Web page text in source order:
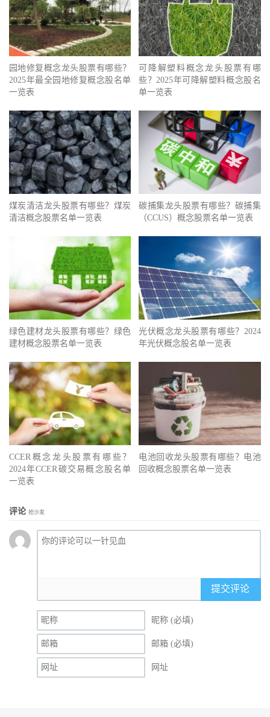
园地修复概念龙头股票有哪些？
2025年最全园地修复概念股名单
一览表
可降解塑料概念龙头股票有哪
些？2025年可降解塑料概念股名
单一览表
煤炭清洁龙头股票有哪些？煤炭
清洁概念股票名单一览表
碳捕集龙头股票有哪些？碳捕集
（CCUS）概念股票名单一览表
绿色建材龙头股票有哪些？绿色
建材概念股票名单一览表
光伏概念龙头股票有哪些？2024
年光伏概念股名单一览表
CCER概念龙头股票有哪些？
2024年CCER碳交易概念股名单
一览表
电池回收龙头股票有哪些？电池
回收概念股票名单一览表
评论 抢沙发
提交评论
昵称 (必填)
邮箱 (必填)
网址